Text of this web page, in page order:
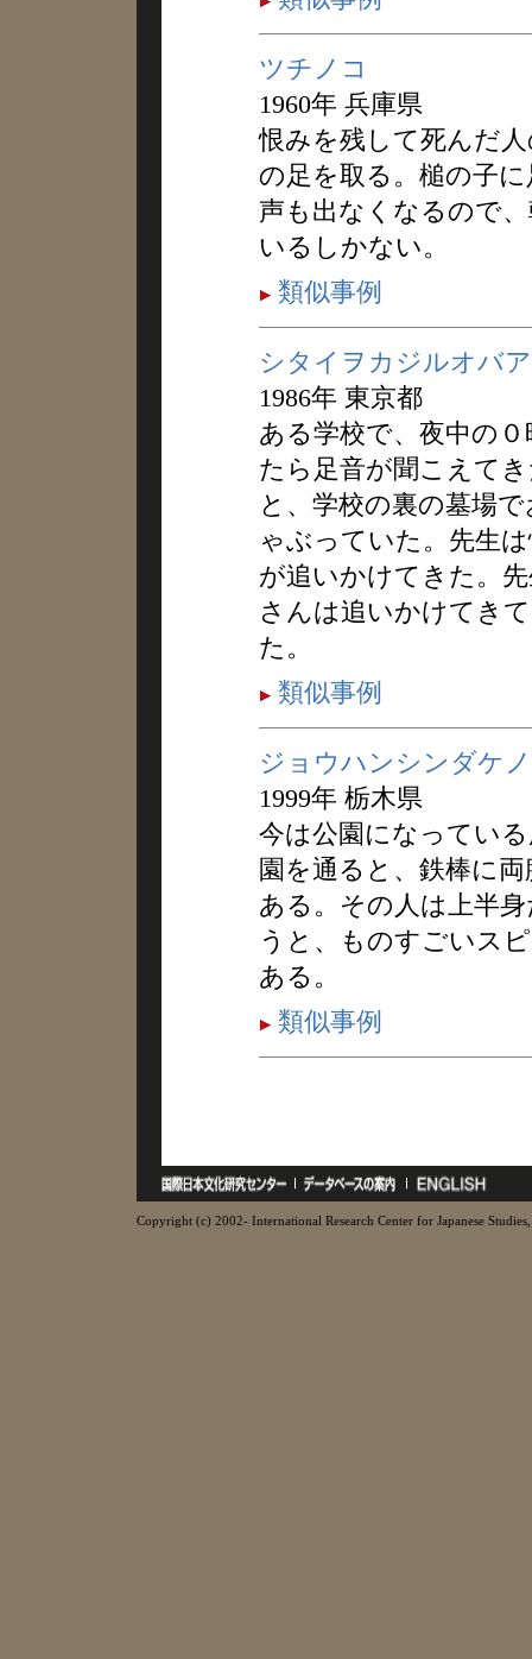
ツチノコ
1960年 兵庫県
恨みを残して死んだ
の足を取る。槌の子
声も出なくなるので
いるしかない。
類似事例
シタイヲカジルオバ
1986年 東京都
ある学校で、夜中の
たら足音が聞こえて
と、学校の裏の墓場
ゃぶっていた。先生
が追いかけてきた。
さんは追いかけてき
た。
類似事例
ジョウハンシンダケ
1999年 栃木県
今は公園になってい
園を通ると、鉄棒に
ある。その人は上半
うと、ものすごいス
ある。
類似事例
Copyright (c) 2002- International Research Center for Japanese